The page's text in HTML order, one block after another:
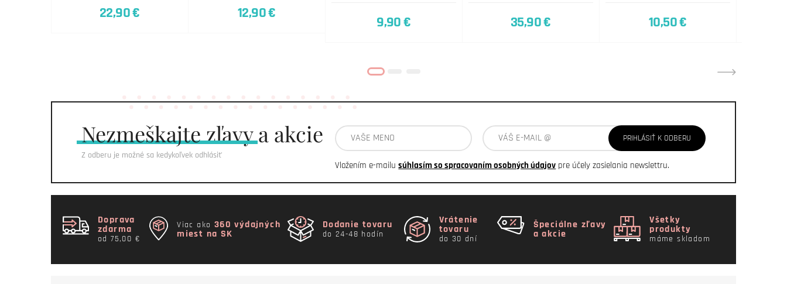
22,90 € 12,90 €
9,90 € 35,90 € 10,50 €
Nezmeškajtezľavy a akcie
Z odberu je možné sa kedykoľvek odhlásiť
PRIHLÁSIŤ K ODBERU
Vložením e-mailusúhlasím so spracovaním osobných údajov pre účely zasielania newslettru.
Doprava
zdarma
od 75,00 €
Viac ako 360 výdajných
miest na SK
Dodanie tovaru
do 24-48 hodín
Vrátenie
tovaru
do 30 dní
Špeciálne zľavy
a akcie
Všetky
produkty
máme skladom